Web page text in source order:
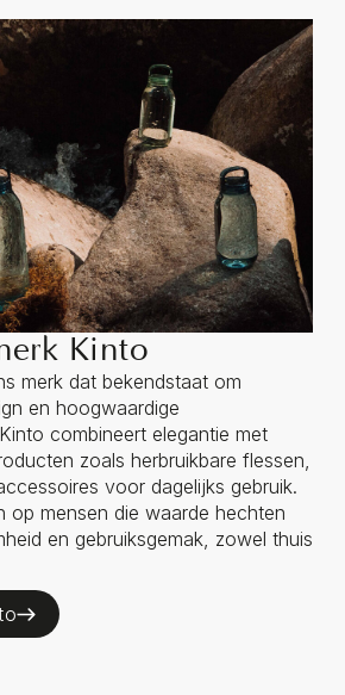
Kinto
merk dat bekendstaat om
en hoogwaardige
combineert elegantie met
zoals herbruikbare flessen,
voor dagelijks gebruik.
op mensen die waarde hechten
en gebruiksgemak, zowel thuis